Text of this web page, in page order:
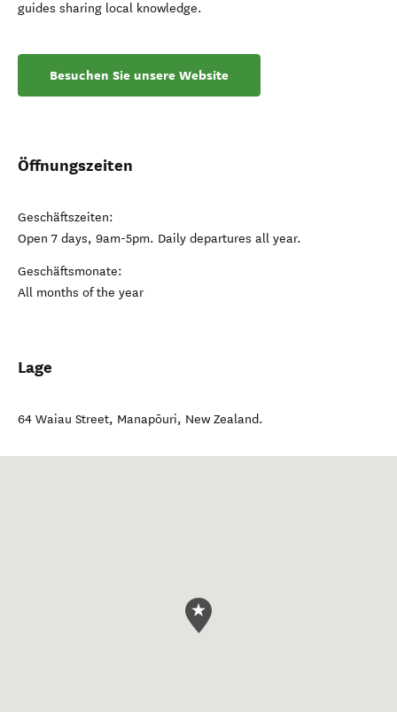
guides sharing local knowledge.
Besuchen Sie unsere Website
Öffnungszeiten
Geschäftszeiten:
Open 7 days, 9am-5pm. Daily departures all year.
Geschäftsmonate:
All months of the year
Lage
64 Waiau Street, Manapōuri, New Zealand.